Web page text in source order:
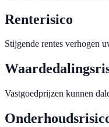
Renterisico
Stijgende rentes verhogen
Vastgoedprijzen kunnen